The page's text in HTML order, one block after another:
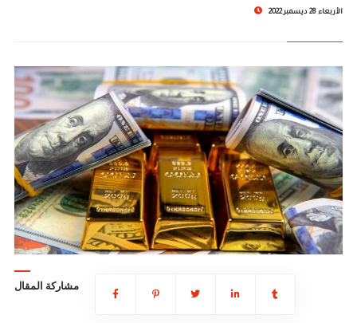
الأربعاء 28 ديسمبر 2022
مشاركة المقال